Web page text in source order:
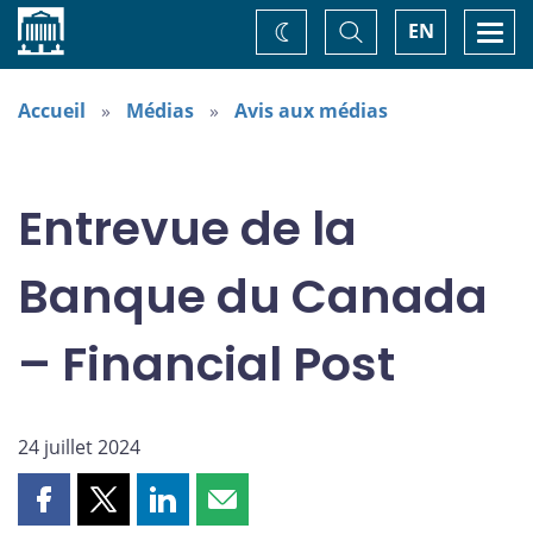
Accueil EN
Basculer
la
recherche
Changez
de
Accueil Médias Avis aux médias
Entrevue de la
Banque du Canada
– Financial Post
24 juillet 2024
PartagerPartagerPartagerPartager